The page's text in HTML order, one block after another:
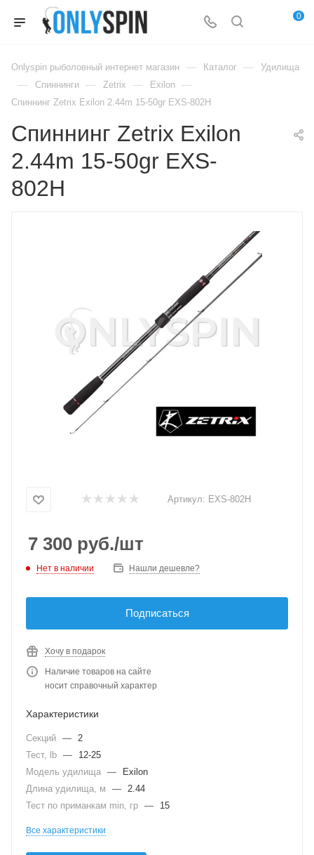
0
Onlyspin рыболовный интернет магазин — Каталог — Удилища
— Спиннинги — Zetrix — Exilon —
Спиннинг Zetrix Exilon 2.44m 15-50gr EXS-802H
Спиннинг Zetrix Exilon
2.44m 15-50gr EXS-
802H
Артикул: EXS-802H
7 300 руб./шт
Нет в наличии Нашли дешевле?
Подписаться
Хочу в подарок
Наличие товаров на сайте
носит справочный характер
Характеристики
Секций — 2
Тест, lb —
12-25
Модель удилища —
Exilon
Длина удилища, м
— 2.44
Тест по приманкам min, гр — 15
Все характеристики